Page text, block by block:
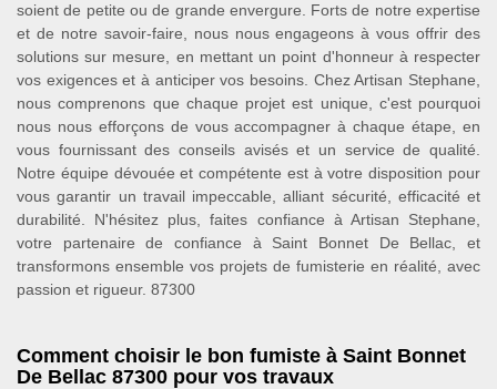
soient de petite ou de grande envergure. Forts de notre expertise
et de notre savoir-faire, nous nous engageons à vous offrir des
solutions sur mesure, en mettant un point d'honneur à respecter
vos exigences et à anticiper vos besoins. Chez Artisan Stephane,
nous comprenons que chaque projet est unique, c'est pourquoi
nous nous efforçons de vous accompagner à chaque étape, en
vous fournissant des conseils avisés et un service de qualité.
Notre équipe dévouée et compétente est à votre disposition pour
vous garantir un travail impeccable, alliant sécurité, efficacité et
durabilité. N'hésitez plus, faites confiance à Artisan Stephane,
votre partenaire de confiance à Saint Bonnet De Bellac, et
transformons ensemble vos projets de fumisterie en réalité, avec
passion et rigueur. 87300
Comment choisir le bon fumiste à Saint Bonnet
De Bellac 87300 pour vos travaux